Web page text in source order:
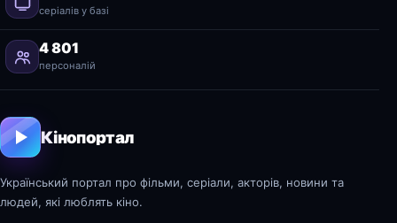
серіалів у базі
4 801
персоналій
Кінопортал
Український портал про фільми, серіали, акторів, новини та
людей, які люблять кіно.